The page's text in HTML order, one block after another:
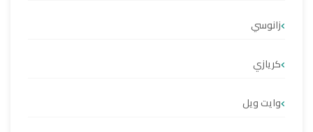
زانوسي
كريازي
وايت ويل